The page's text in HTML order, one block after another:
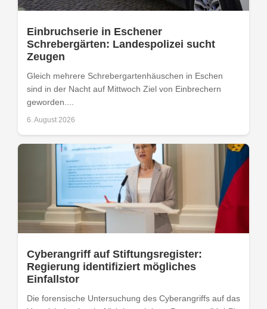
Einbruchserie in Eschener
Schrebergärten: Landespolizei sucht
Zeugen
Gleich mehrere Schrebergartenhäuschen in Eschen
sind in der Nacht auf Mittwoch Ziel von Einbrechern
geworden....
6. August 2026
Cyberangriff auf Stiftungsregister:
Regierung identifiziert mögliches
Einfallstor
Die forensische Untersuchung des Cyberangriffs auf das